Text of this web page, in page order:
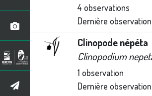
4 observations
Dernière
Clinopode népéta
Clinopodium
1 observation
Dernière